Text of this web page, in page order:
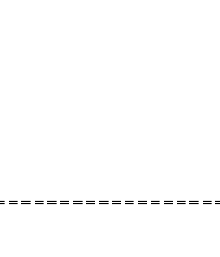
＝＝＝＝＝＝＝＝＝＝＝＝＝＝＝